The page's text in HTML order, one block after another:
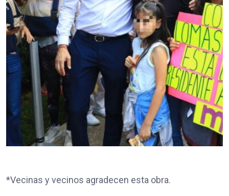
*Vecinas y vecinos agradecen esta obra.